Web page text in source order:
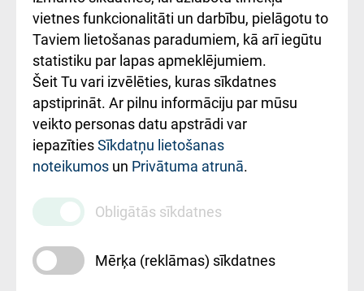
Rēķinu apmaksas
ceļvedis
Rekvizīti un
ārstniecības
iestādes kods
010000234
Maksas
pakalpojumu
cenrādis
vietnes funkcionalitāti un darbību, pielāgotu to
Taviem lietošanas paradumiem, kā arī iegūtu
statistiku par lapas apmeklējumiem.
Šeit Tu vari izvēlēties, kuras sīkdatnes
apstiprināt. Ar pilnu informāciju par mūsu
veikto personas datu apstrādi var
iepazītiesSīkdatņu lietošanas
noteikumos un Privātuma atrunā.
Obligātās sīkdatnes
Mērķa (reklāmas) sīkdatnes